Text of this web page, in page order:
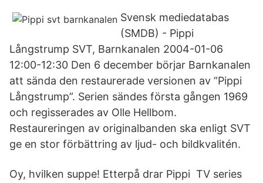
Svensk mediedatabas
(SMDB) - Pippi
Långstrump SVT, Barnkanalen 2004-01-06
12:00-12:30 Den 6 december börjar Barnkanalen
att sända den restaurerade versionen av ”Pippi
Långstrump”. Serien sändes första gången 1969
och regisserades av Olle Hellbom.
Restaureringen av originalbanden ska enligt SVT
ge en stor förbättring av ljud- och bildkvalitén.
Oy, hvilken suppe! Etterpå drar Pippi TV series